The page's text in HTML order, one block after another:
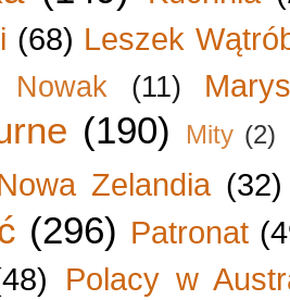
(68) Leszek
Nowak (11)
(190) Mity (2)
Zelandia (32)
(296) Patronat
Polacy w